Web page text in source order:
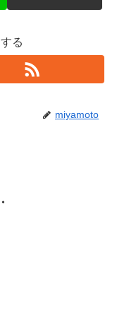
る
miyamoto